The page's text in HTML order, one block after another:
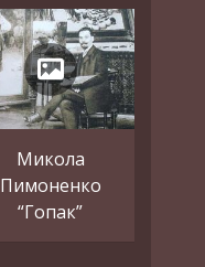
Микола
Пимоненко
“Гопак”